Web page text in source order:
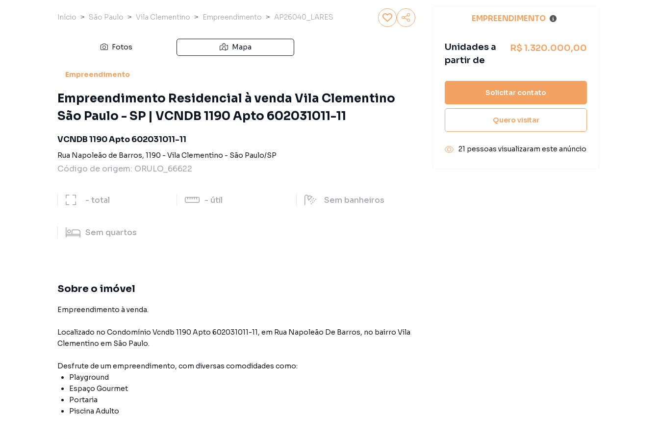
Início São Paulo Vila Clementino Empreendimento AP26040_LARES
Fotos Mapa
Empreendimento
Empreendimento Residencial à venda Vila Clementino
São Paulo - SP | VCNDB 1190 Apto 602031011-11
VCNDB 1190 Apto 602031011-11
Rua Napoleão de Barros, 1190 - Vila Clementino - São Paulo/SP
Código de origem: ORULO_66622
- total - útil Sem banheiros
Sem quartos
Sobre o imóvel
Empreendimento à venda.
Localizado no Condomínio Vcndb 1190 Apto 602031011-11, em Rua Napoleão De Barros, no bairro Vila
Clementino em São Paulo.
Desfrute de um empreendimento, com diversas comodidades como:
Playground
Espaço Gourmet
Portaria
Piscina Adulto
EMPREENDIMENTO
Unidades a
partir de
R$ 1.320.000,00
Solicitar contato
Quero visitar
21 pessoas visualizaram este anúncio